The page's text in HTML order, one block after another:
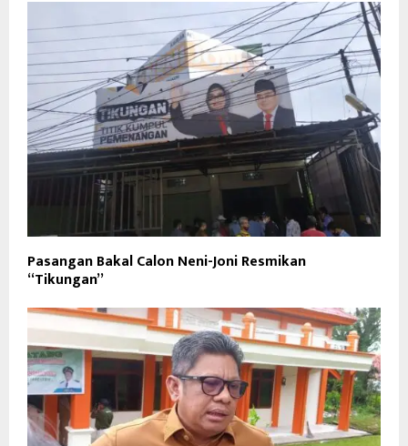
Pasangan Bakal Calon Neni-Joni Resmikan
“Tikungan”